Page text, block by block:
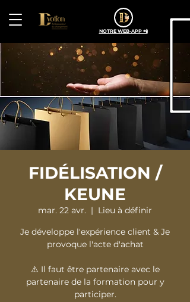
NOTRE WEB-APP 📲
FIDÉLISATION /
KEUNE
mar. 22 avr.
  |
Lieu à définir
Je développe l'expérience client & Je
provoque l'acte d'achat
⚠️ Il faut être partenaire avec le
partenaire de la formation pour y
participer.